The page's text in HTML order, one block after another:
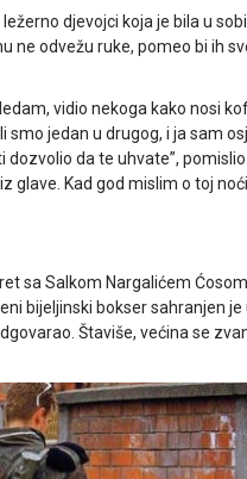
djevojci koja je bila u
ne odvežu ruke, pomeo bi ih
vidio nekoga kako nosi
smo jedan u drugog, i ja sam
da te uhvate”,
glave. Kad god mislim o toj
sa Salkom Nargalićem
bijeljinski bokser sahranjen
Štaviše, većina se